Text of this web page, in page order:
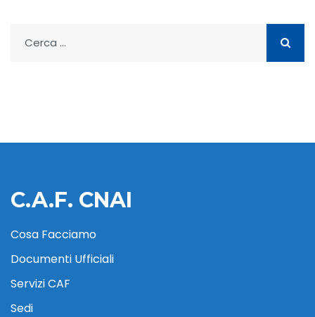
per:
C.A.F. CNAI
Cosa Facciamo
Documenti Ufficiali
Servizi CAF
Sedi